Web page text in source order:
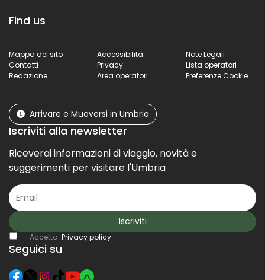
Find us
Mappa del sito Accessibilità
Note Legali
Contatti
Privacy
Lista operatori
Redazione
Area operatori Preferenze Cookie
Arrivare e Muoversi in Umbria
Iscriviti alla newsletter
Riceverai informazioni di viaggio, novità e
suggerimenti per visitare l'Umbria
Iscriviti
Accetto Privacy policy
Seguici su